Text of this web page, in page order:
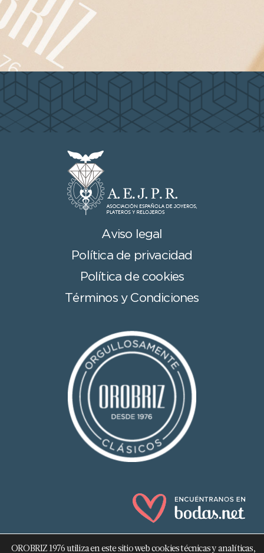
Aviso legal
Política de privacidad
Política de cookies
Términos y Condiciones
OROBRIZ 1976 utiliza en este sitio web cookies técnicas y analíticas,